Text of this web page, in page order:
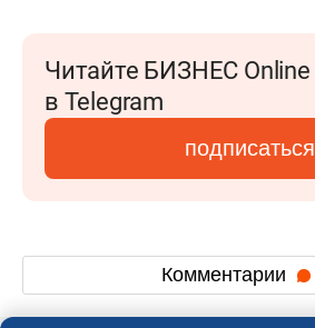
Читайте БИЗНЕС Online
в Telegram
подписаться
Комментарии